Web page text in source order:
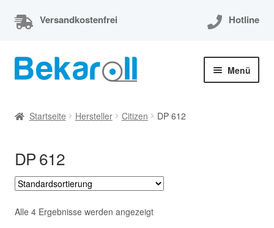
Versandkostenfrei Hotline
Zur
Navigation
Zum
Inhalt
Menü
EC-Cash Rollen
Startseite Hersteller Citizen DP 612
DP 612
Alle 4 Ergebnisse werden angezeigt